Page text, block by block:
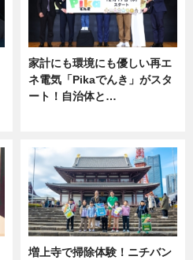
家計にも環境にも優しい再エ
ネ電気「Pikaでんき」がスタ
ート！自治体と…
増上寺で掃除体験！ニチバン